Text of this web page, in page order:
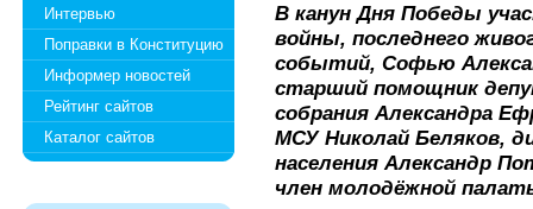
Интервью
Поправки в Конституцию
Информер новостей
Рейтинг сайтов
Каталог сайтов
В канун Дня Победы
войны, последнего
событий, Софью
старший помощник
собрания Александра
МСУ Николай Беляков,
населения Александр
член молодёжной